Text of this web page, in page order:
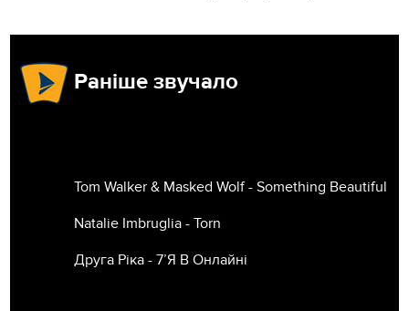
Раніше звучало
Tom Walker & Masked Wolf - Something Beautiful
Natalie Imbruglia - Torn
Друга Ріка - 7’Я В Онлайні